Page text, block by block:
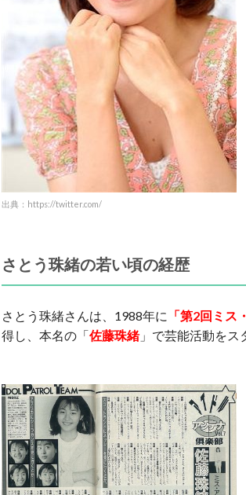
出典：https://twitter.com/
さとう珠緒の若い頃の経歴
さとう珠緒さんは、1988年に 「第2回ミ
得し、本名の「佐藤珠緒」で芸能活動をス